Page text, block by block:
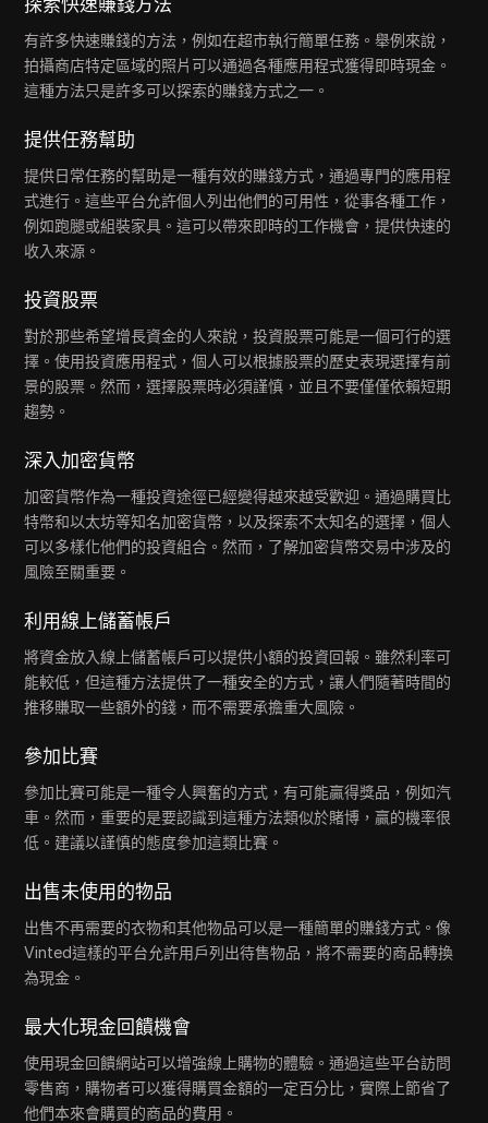
探索快速賺錢方法
有許多快速賺錢的方法，例如在超市執行簡單任務。舉例來說，
拍攝商店特定區域的照片可以通過各種應用程式獲得即時現金。
這種方法只是許多可以探索的賺錢方式之一。
提供任務幫助
提供日常任務的幫助是一種有效的賺錢方式，通過專門的應用程
式進行。這些平台允許個人列出他們的可用性，從事各種工作，
例如跑腿或組裝家具。這可以帶來即時的工作機會，提供快速的
收入來源。
投資股票
對於那些希望增長資金的人來說，投資股票可能是一個可行的選
擇。使用投資應用程式，個人可以根據股票的歷史表現選擇有前
景的股票。然而，選擇股票時必須謹慎，並且不要僅僅依賴短期
趨勢。
深入加密貨幣
加密貨幣作為一種投資途徑已經變得越來越受歡迎。通過購買比
特幣和以太坊等知名加密貨幣，以及探索不太知名的選擇，個人
可以多樣化他們的投資組合。然而，了解加密貨幣交易中涉及的
風險至關重要。
利用線上儲蓄帳戶
將資金放入線上儲蓄帳戶可以提供小額的投資回報。雖然利率可
能較低，但這種方法提供了一種安全的方式，讓人們隨著時間的
推移賺取一些額外的錢，而不需要承擔重大風險。
參加比賽
參加比賽可能是一種令人興奮的方式，有可能贏得獎品，例如汽
車。然而，重要的是要認識到這種方法類似於賭博，贏的機率很
低。建議以謹慎的態度參加這類比賽。
出售未使用的物品
出售不再需要的衣物和其他物品可以是一種簡單的賺錢方式。像
Vinted這樣的平台允許用戶列出待售物品，將不需要的商品轉換
為現金。
最大化現金回饋機會
使用現金回饋網站可以增強線上購物的體驗。通過這些平台訪問
零售商，購物者可以獲得購買金額的一定百分比，實際上節省了
他們本來會購買的商品的費用。